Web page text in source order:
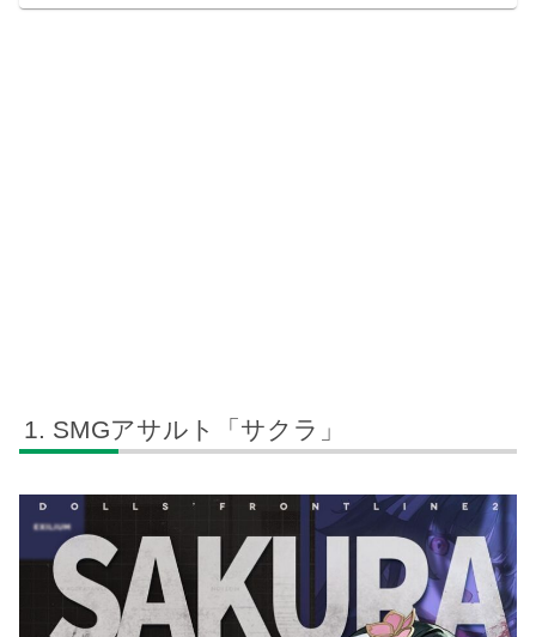
SMGアサルト「サクラ」